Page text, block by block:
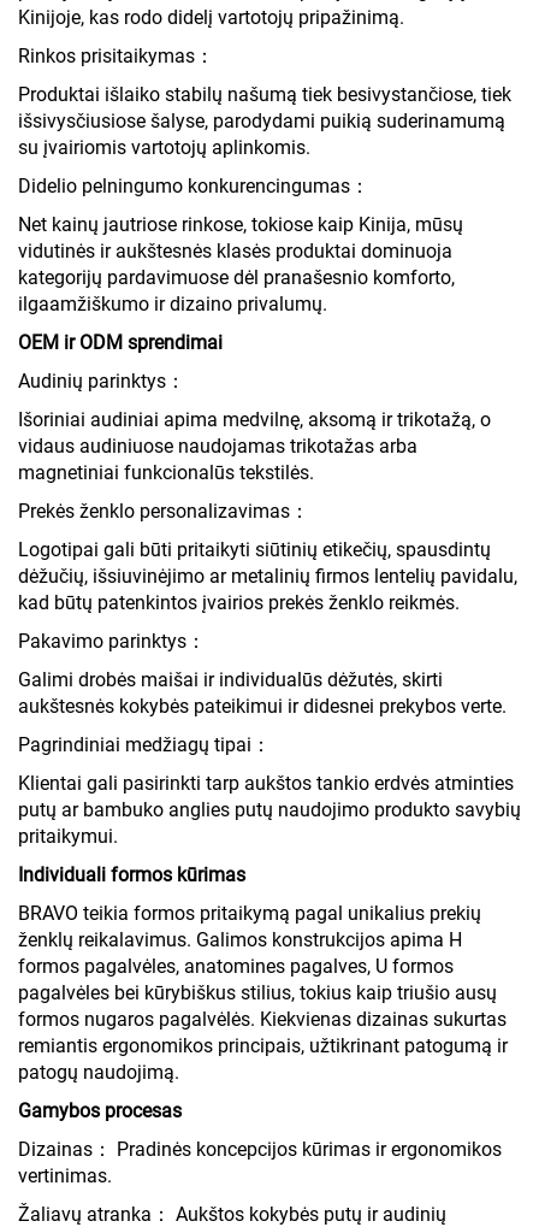
Kinijoje, kas rodo didelį vartotojų pripažinimą.
Rinkos prisitaikymas：
Produktai išlaiko stabilų našumą tiek besivystančiose, tiek
išsivysčiusiose šalyse, parodydami puikią suderinamumą
su įvairiomis vartotojų aplinkomis.
Didelio pelningumo konkurencingumas：
Net kainų jautriose rinkose, tokiose kaip Kinija, mūsų
vidutinės ir aukštesnės klasės produktai dominuoja
kategorijų pardavimuose dėl pranašesnio komforto,
ilgaamžiškumo ir dizaino privalumų.
OEM ir ODM sprendimai
Audinių parinktys：
Išoriniai audiniai apima medvilnę, aksomą ir trikotažą, o
vidaus audiniuose naudojamas trikotažas arba
magnetiniai funkcionalūs tekstilės.
Prekės ženklo personalizavimas：
Logotipai gali būti pritaikyti siūtinių etikečių, spausdintų
dėžučių, išsiuvinėjimo ar metalinių firmos lentelių pavidalu,
kad būtų patenkintos įvairios prekės ženklo reikmės.
Pakavimo parinktys：
Galimi drobės maišai ir individualūs dėžutės, skirti
aukštesnės kokybės pateikimui ir didesnei prekybos verte.
Pagrindiniai medžiagų tipai：
Klientai gali pasirinkti tarp aukštos tankio erdvės atminties
putų ar bambuko anglies putų naudojimo produkto savybių
pritaikymui.
Individuali formos kūrimas
BRAVO teikia formos pritaikymą pagal unikalius prekių
ženklų reikalavimus. Galimos konstrukcijos apima H
formos pagalvėles, anatomines pagalves, U formos
pagalvėles bei kūrybiškus stilius, tokius kaip triušio ausų
formos nugaros pagalvėlės. Kiekvienas dizainas sukurtas
remiantis ergonomikos principais, užtikrinant patogumą ir
patogų naudojimą.
Gamybos procesas
Dizainas： Pradinės koncepcijos kūrimas ir ergonomikos
vertinimas.
Žaliavų atranka： Aukštos kokybės putų ir audinių